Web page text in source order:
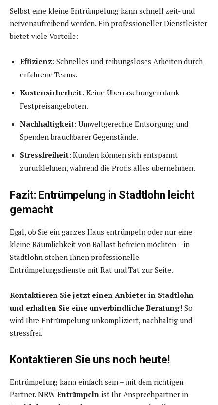
Selbst eine kleine Entrümpelung kann schnell zeit- und
nervenaufreibend werden. Ein professioneller Dienstleister
bietet viele Vorteile:
Effizienz: Schnelles und reibungsloses Arbeiten durch
erfahrene Teams.
Kostensicherheit: Keine Überraschungen dank
Festpreisangeboten.
Nachhaltigkeit: Umweltgerechte Entsorgung und
Spenden brauchbarer Gegenstände.
Stressfreiheit: Kunden können sich entspannt
zurücklehnen, während die Profis alles übernehmen.
Fazit: Entrümpelung in Stadtlohn leicht
gemacht
Egal, ob Sie ein ganzes Haus entrümpeln oder nur eine
kleine Räumlichkeit von Ballast befreien möchten – in
Stadtlohn stehen Ihnen professionelle
Entrümpelungsdienste mit Rat und Tat zur Seite.
Kontaktieren Sie jetzt einen Anbieter in Stadtlohn
und erhalten Sie eine unverbindliche Beratung! So
wird Ihre Entrümpelung unkompliziert, nachhaltig und
stressfrei.
Kontaktieren Sie uns noch heute!
Entrümpelung kann einfach sein – mit dem richtigen
Partner. NRW Entrümpeln ist Ihr Ansprechpartner in